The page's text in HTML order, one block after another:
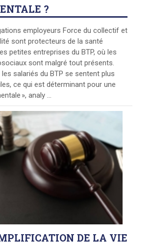
?
employeurs Force du collectif et
sont protecteurs de la santé
petites entreprises du BTP, où les
sont malgré tout présents.
les salariés du BTP se sentent plus
ce qui est déterminant pour une
», analy ...
DE LA VIE